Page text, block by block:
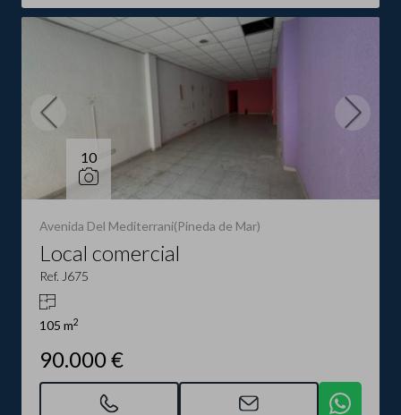
10
Avenida Del Mediterrani(Pineda de Mar)
Local comercial
Ref. J675
105 m2
90.000 €